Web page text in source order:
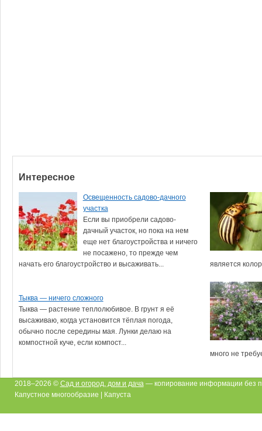
Интересное
Освещенность садово-дачного
участка
Если вы приобрели садово-
дачный участок, но пока на нем
еще нет благоустройства и ничего
не посажено, то прежде чем
начать его благоустройство и высаживать...
является
Тыква — ничего сложного
Тыква — растение теплолюбивое. В грунт я её
высаживаю, когда установится тёплая погода,
обычно после середины мая. Лунки делаю на
компостной куче, если компост...
много не
2018–2026 © Сад и огород, дом и дача — копирование информации без
Капустное многообразие | Капуста